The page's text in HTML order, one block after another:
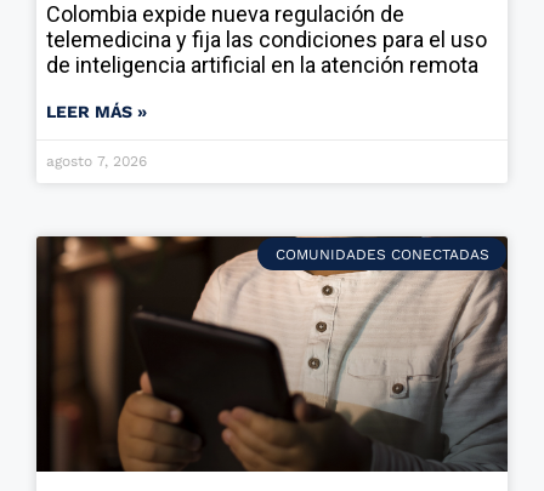
Colombia expide nueva regulación de
telemedicina y fija las condiciones para el uso
de inteligencia artificial en la atención remota
LEER MÁS »
agosto 7, 2026
COMUNIDADES CONECTADAS